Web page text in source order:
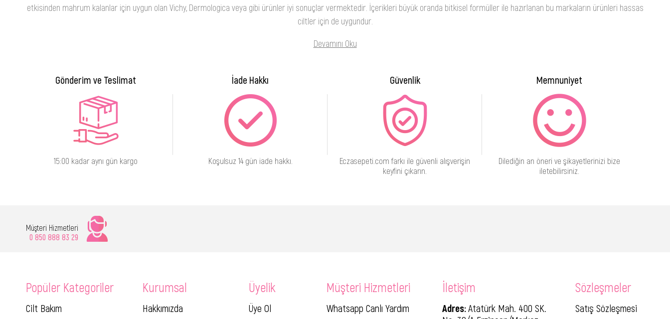
etkisinden mahrum kalanlar için uygun olan Vichy, Dermologica veya gibi ürünler iyi sonuçlar vermektedir. İçerikleri büyük oranda bitkisel formüller ile hazırlanan bu markaların ürünleri hassas
ciltler için de uygundur.
Devamını Oku
Gönderim ve Teslimat
15:00 kadar aynı gün kargo
İade Hakkı
Koşulsuz 14 gün iade hakkı.
Güvenlik
Eczasepeti.com farkı ile güvenli alışverişin
keyfini çıkarın.
Memnuniyet
Dilediğin an öneri ve şikayetlerinizi bize
iletebilirsiniz.
Müşteri Hizmetleri
0 850 888 83 29
Popüler Kategoriler
Cilt Bakım
Kurumsal
Hakkımızda
Üyelik
Üye Ol
Müşteri Hizmetleri
Whatsapp Canlı Yardım
İletişim
Adres:Atatürk Mah. 400 SK.
Sözleşmeler
Satış Sözleşmesi